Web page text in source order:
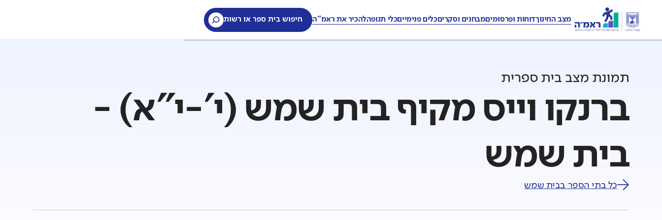
מצב החינוךדוחות ופרסומיםמבחנים וסקריםכלים פנימייםכלי תנופהלהכיר את ראמ"ה חיפוש בית ספר או רשות
תמונת מצב בית ספרית
ברנקו וייס מקיף בית שמש (י'-י"א) -
בית שמש
כל בתי הספר בבית שמש